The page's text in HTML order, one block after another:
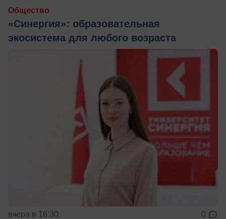
Общество
«Синергия»: образовательная
экосистема для любого возраста
вчера в 16:30 0